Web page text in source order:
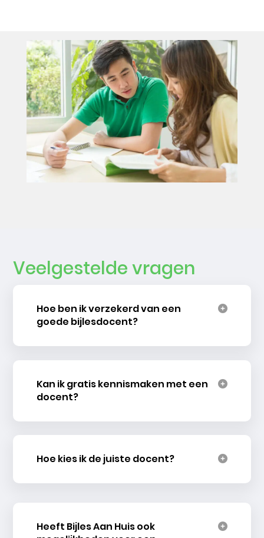
Veelgestelde vragen
Hoe ben ik verzekerd van een
goede bijlesdocent?
Kan ik gratis kennismaken met een
docent?
Hoe kies ik de juiste docent?
Heeft Bijles Aan Huis ook